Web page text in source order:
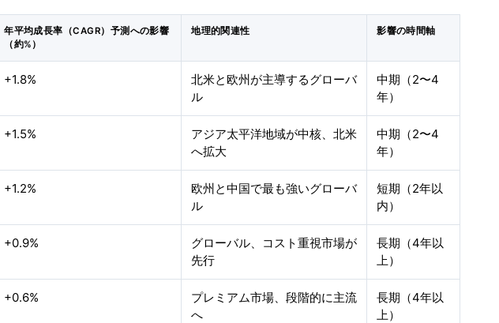
年平均成長率（CAGR）予測への影響
（約%）
地理的関連性 影響の時間軸
+1.8%
北米と欧州が主導するグローバ
ル
中期（2〜4
年）
+1.5%
アジア太平洋地域が中核、北米
へ拡大
中期（2〜4
年）
+1.2%
欧州と中国で最も強いグローバ
ル
短期（2年以
内）
+0.9%
グローバル、コスト重視市場が
先行
長期（4年以
上）
+0.6%
プレミアム市場、段階的に主流
へ
長期（4年以
上）